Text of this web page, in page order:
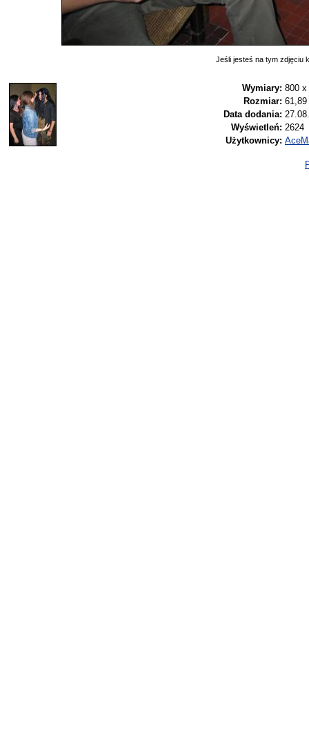
Jeśli jesteś na tym zdjęciu
Wymiary: 800 x
Rozmiar:
Data dodania:
Wyświetleń: 2624
Użytkownicy: